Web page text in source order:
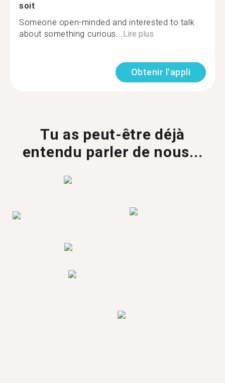
soit
Someone open-minded and interested to talk
about something curious...Lire plus
Obtenir l'appli
Tu as peut-être déjà
entendu parler de nous...